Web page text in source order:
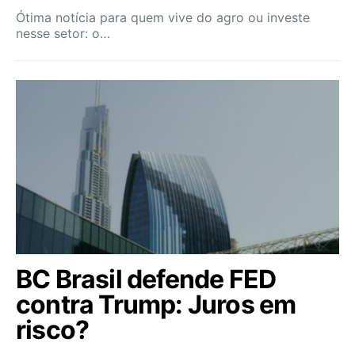
Ótima notícia para quem vive do agro ou investe
nesse setor: o…
BC Brasil defende FED
contra Trump: Juros em
risco?